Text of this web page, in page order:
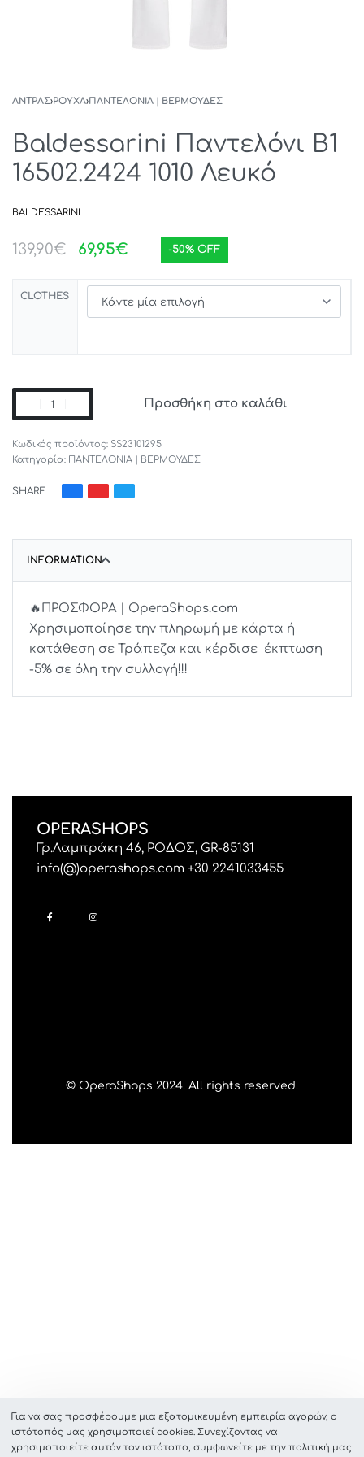
ΑΝΤΡΑΣ›ΡΟΥΧΑ›ΠΑΝΤΕΛΟΝΙΑ | ΒΕΡΜΟΥΔΕΣ
Baldessarini Παντελόνι Β1
16502.2424 1010 Λευκό
BALDESSARINI
139,90€ 69,95€ -50% OFF
CLOTHES
Προσθήκη στο καλάθι
SS23101295
Κατηγορία: ΠΑΝΤΕΛΟΝΙΑ | ΒΕΡΜΟΥΔΕΣ
SHARE
INFORMATION
🔥ΠΡΟΣΦΟΡΑ | OperaShops.com
Χρησιμοποίησε την πληρωμή με κάρτα ή
κατάθεση σε Τράπεζα και κέρδισε έκπτωση
-5% σε όλη την συλλογή!!!
OPERASHOPS
Γρ.Λαμπράκη 46, ΡΟΔΟΣ, GR-85131
info(@)operashops.com +30 2241033455
© OperaShops 2024. All rights reserved.
Για να σας προσφέρουμε μια εξατομικευμένη εμπειρία αγορών, ο
ιστότοπός μας χρησιμοποιεί cookies. Συνεχίζοντας να
χρησιμοποιείτε αυτόν τον ιστότοπο, συμφωνείτε με την πολιτική μας